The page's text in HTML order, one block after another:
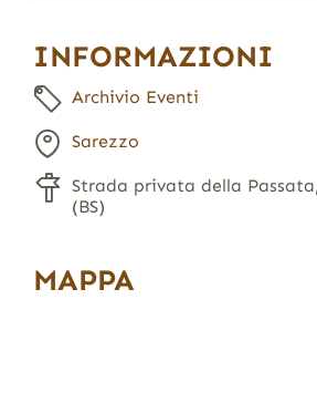
INFORMAZIONI
Archivio Eventi
Sarezzo
Strada privata della
(BS)
MAPPA